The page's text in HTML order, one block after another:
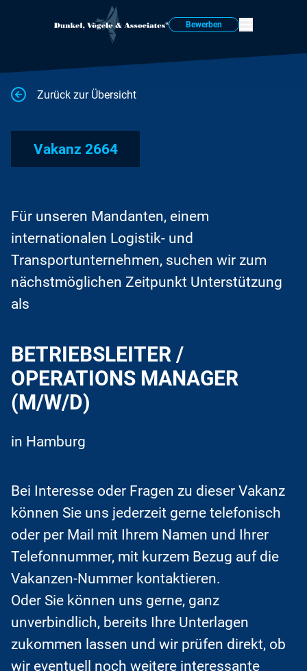
Bewerben
Zurück zur Übersicht
Vakanz 2664
Für unseren Mandanten, einem
internationalen Logistik- und
Transportunternehmen, suchen wir zum
nächstmöglichen Zeitpunkt Unterstützung
als
BETRIEBSLEITER /
OPERATIONS MANAGER
(M/W/D)
in Hamburg
Bei Interesse oder Fragen zu dieser Vakanz
können Sie uns jederzeit gerne telefonisch
oder per Mail mit Ihrem Namen und Ihrer
Telefonnummer, mit kurzem Bezug auf die
Vakanzen-Nummer kontaktieren.
Oder Sie können uns gerne, ganz
unverbindlich, bereits Ihre Unterlagen
zukommen lassen und wir prüfen direkt, ob
wir eventuell noch weitere interessante